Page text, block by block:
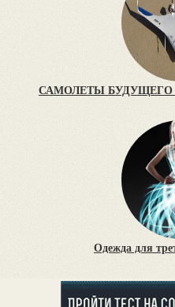
САМОЛЕТЫ
Одежда для